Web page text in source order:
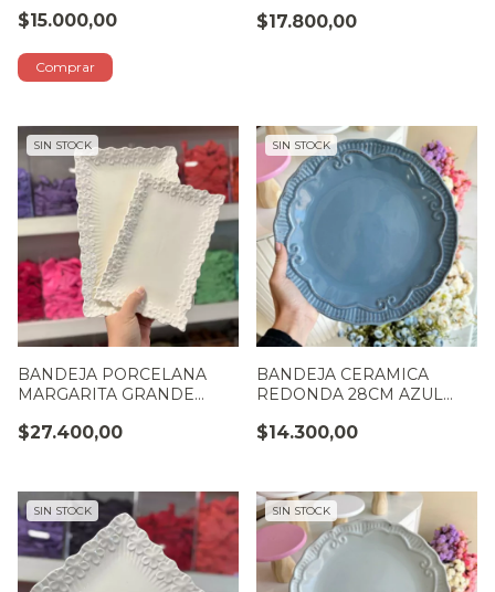
$15.000,00 $17.800,00
SIN STOCK
BANDEJA PORCELANA
MARGARITA GRANDE
$27.400,00
SIN STOCK
BANDEJA CERAMICA
REDONDA 28CM AZUL
$14.300,00
SIN STOCK SIN STOCK